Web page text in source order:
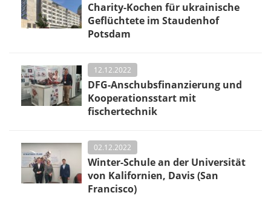
Charity-Kochen für ukrainische
Geflüchtete im Staudenhof
Potsdam
12.12.2022
DFG-Anschubsfinanzierung und
Kooperationsstart mit
fischertechnik
02.12.2022
Winter-Schule an der Universität
von Kalifornien, Davis (San
Francisco)